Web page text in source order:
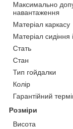
Максимально
навантаження
Матеріал каркасу
Матеріал сидіння
Стать
Стан
Тип гойдалки
Колір
Гарантійний
Розміри
Висота